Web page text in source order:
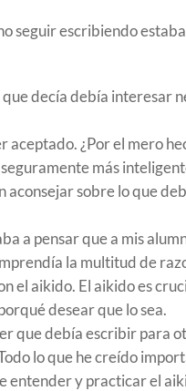
seguir escribiendo
decía debía interesar
aceptado. ¿Por el mero
más
aconsejar sobre lo que
a pensar que a mis
la multitud de
el aikido. El aikido es
desear que lo sea.
que debía escribir para
lo que he creído
entender y practicar el